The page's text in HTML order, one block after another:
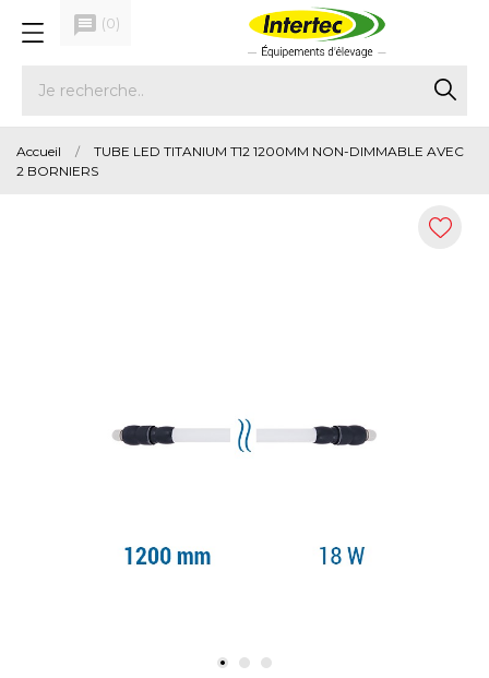
message (0)
Accueil
TUBE LED TITANIUM T12 1200MM NON-DIMMABLE AVEC
2 BORNIERS